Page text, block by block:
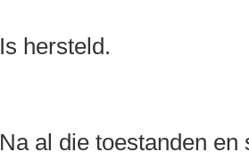
Is hersteld.
Na al die toestanden